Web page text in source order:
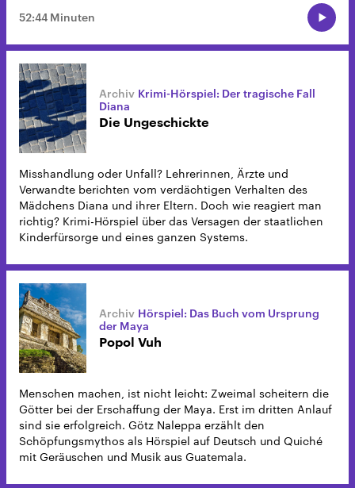
52:44 Minuten
Krimi-Hörspiel: Der tragische Fall
Diana
Die Ungeschickte
Misshandlung oder Unfall? Lehrerinnen, Ärzte und
Verwandte berichten vom verdächtigen Verhalten des
Mädchens Diana und ihrer Eltern. Doch wie reagiert man
richtig? Krimi-Hörspiel über das Versagen der staatlichen
Kinderfürsorge und eines ganzen Systems.
Hörspiel: Das Buch vom Ursprung
der Maya
Popol Vuh
Menschen machen, ist nicht leicht: Zweimal scheitern die
Götter bei der Erschaffung der Maya. Erst im dritten Anlauf
sind sie erfolgreich. Götz Naleppa erzählt den
Schöpfungsmythos als Hörspiel auf Deutsch und Quiché
mit Geräuschen und Musik aus Guatemala.